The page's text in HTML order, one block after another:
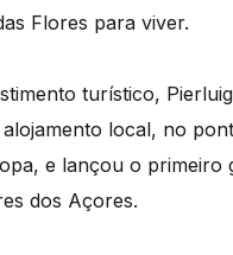
Flores para viver.
turístico,
local, no
e lançou o primeiro
dos Açores.